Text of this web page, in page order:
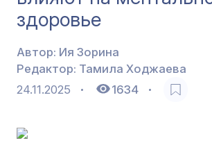
здоровье
Автор: Ия Зорина
Редактор: Тамила Ходжаева
24.11.2025
1634